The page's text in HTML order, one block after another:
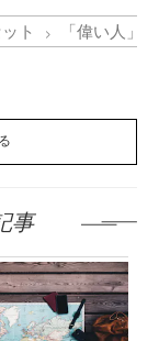
ト 「偉い人」
事